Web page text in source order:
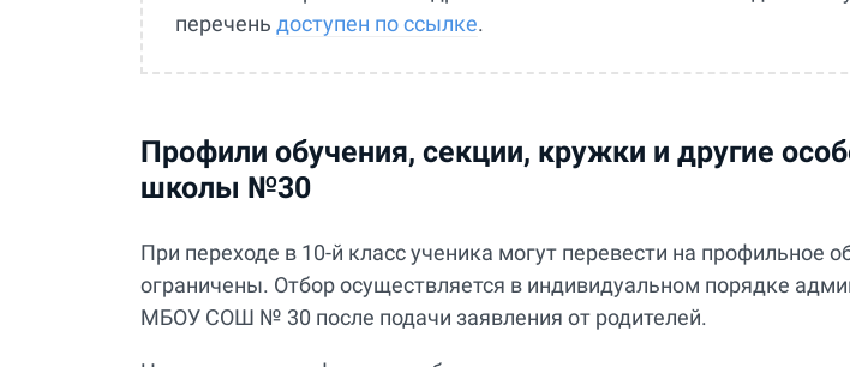
перечень доступен по ссылке.
Профили обучения, секции, кружки и другие
школы №30
При переходе в 10-й класс ученика могут перевести на профильное
ограничены. Отбор осуществляется в индивидуальном порядке
МБОУ СОШ № 30 после подачи заявления от родителей.